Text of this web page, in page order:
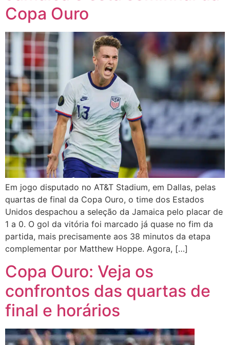
Copa Ouro
Em jogo disputado no AT&T Stadium, em Dallas, pelas
quartas de final da Copa Ouro, o time dos Estados
Unidos despachou a seleção da Jamaica pelo placar de
1 a 0. O gol da vitória foi marcado já quase no fim da
partida, mais precisamente aos 38 minutos da etapa
complementar por Matthew Hoppe. Agora, […]
Copa Ouro: Veja os
confrontos das quartas de
final e horários